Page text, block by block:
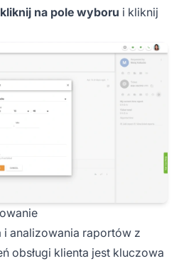
kliknij na pole wyboru i kliknij
analizowania raportów z
obsługi klienta jest kluczowa